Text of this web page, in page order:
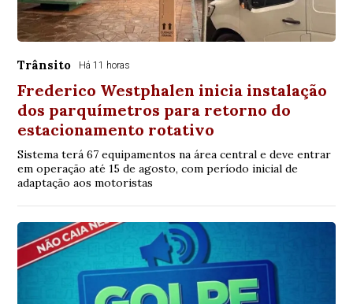
Trânsito Há 11 horas
Frederico Westphalen inicia instalação
dos parquímetros para retorno do
estacionamento rotativo
Sistema terá 67 equipamentos na área central e deve entrar
em operação até 15 de agosto, com período inicial de
adaptação aos motoristas